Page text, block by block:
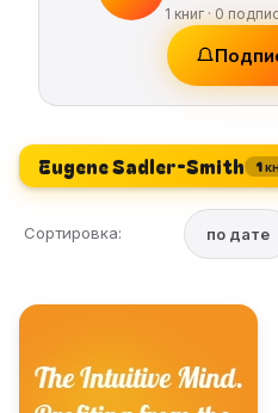
1 книг · 0
Eugene Sadler-Smith 1
Сортировка: по дате